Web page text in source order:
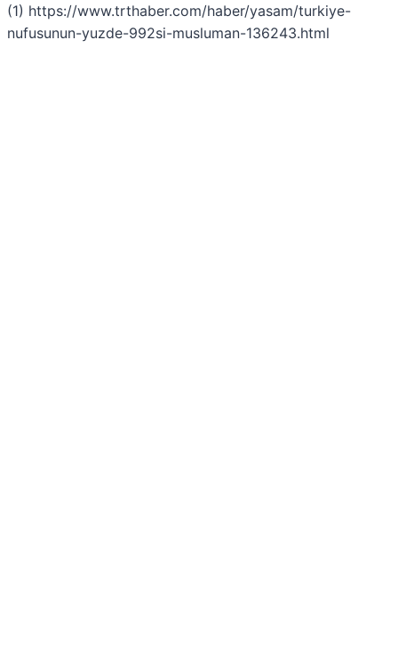
(1) https://www.trthaber.com/haber/yasam/turkiye-
nufusunun-yuzde-992si-musluman-136243.html